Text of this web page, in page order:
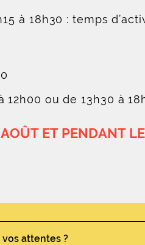
à 18h30 : temps
ou de 13h30 à
ET PENDANT
attentes ?